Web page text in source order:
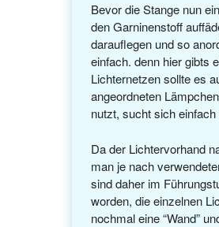
Bevor die Stange nun
den Garninenstoff
darauflegen und so
einfach. denn hier gibts
Lichternetzen sollte es
angeordneten
nutzt, sucht sich
Da der Lichtervorhand
man je nach
sind daher im
worden, die einzelnen
nochmal eine “Wand”